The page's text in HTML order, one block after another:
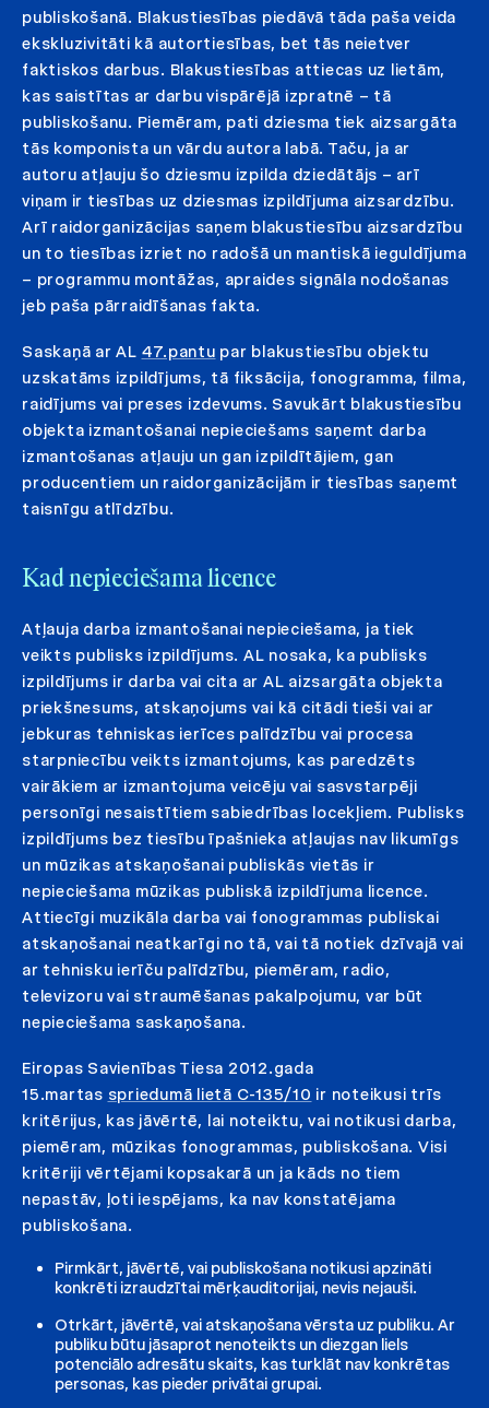
publiskošanā. Blakustiesības piedāvā tāda paša veida
ekskluzivitāti kā autortiesības, bet tās neietver
faktiskos darbus. Blakustiesības attiecas uz lietām,
kas saistītas ar darbu vispārējā izpratnē – tā
publiskošanu. Piemēram, pati dziesma tiek aizsargāta
tās komponista un vārdu autora labā. Taču, ja ar
autoru atļauju šo dziesmu izpilda dziedātājs – arī
viņam ir tiesības uz dziesmas izpildījuma aizsardzību.
Arī raidorganizācijas saņem blakustiesību aizsardzību
un to tiesības izriet no radošā un mantiskā ieguldījuma
– programmu montāžas, apraides signāla nodošanas
jeb paša pārraidīšanas fakta.
Saskaņā ar AL 47.pantu par blakustiesību objektu
uzskatāms izpildījums, tā fiksācija, fonogramma, filma,
raidījums vai preses izdevums. Savukārt blakustiesību
objekta izmantošanai nepieciešams saņemt darba
izmantošanas atļauju un gan izpildītājiem, gan
producentiem un raidorganizācijām ir tiesības saņemt
taisnīgu atlīdzību.
Kad nepieciešama licence
Atļauja darba izmantošanai nepieciešama, ja tiek
veikts publisks izpildījums. AL nosaka, ka publisks
izpildījums ir darba vai cita ar AL aizsargāta objekta
priekšnesums, atskaņojums vai kā citādi tieši vai ar
jebkuras tehniskas ierīces palīdzību vai procesa
starpniecību veikts izmantojums, kas paredzēts
vairākiem ar izmantojuma veicēju vai sasvstarpēji
personīgi nesaistītiem sabiedrības locekļiem. Publisks
izpildījums bez tiesību īpašnieka atļaujas nav likumīgs
un mūzikas atskaņošanai publiskās vietās ir
nepieciešama mūzikas publiskā izpildījuma licence.
Attiecīgi muzikāla darba vai fonogrammas publiskai
atskaņošanai neatkarīgi no tā, vai tā notiek dzīvajā vai
ar tehnisku ierīču palīdzību, piemēram, radio,
televizoru vai straumēšanas pakalpojumu, var būt
nepieciešama saskaņošana.
Eiropas Savienības Tiesa 2012.gada
15.martas spriedumā lietā C-135/10 ir noteikusi trīs
kritērijus, kas jāvērtē, lai noteiktu, vai notikusi darba,
piemēram, mūzikas fonogrammas, publiskošana. Visi
kritēriji vērtējami kopsakarā un ja kāds no tiem
nepastāv, ļoti iespējams, ka nav konstatējama
publiskošana.
Pirmkārt, jāvērtē, vai publiskošana notikusi apzināti
konkrēti izraudzītai mērķauditorijai, nevis nejauši.
Otrkārt, jāvērtē, vai atskaņošana vērsta uz publiku. Ar
publiku būtu jāsaprot nenoteikts un diezgan liels
potenciālo adresātu skaits, kas turklāt nav konkrētas
personas, kas pieder privātai grupai.